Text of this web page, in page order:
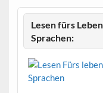
Lesen fürs
Sprachen: